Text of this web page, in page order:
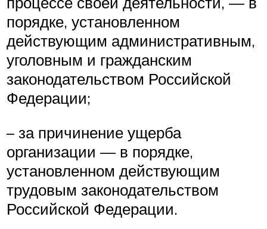
порядке, установленном
действующим административным,
уголовным и гражданским
законодательством Российской
Федерации;
– за причинение ущерба
организации — в порядке,
установленном действующим
трудовым законодательством
Российской Федерации.